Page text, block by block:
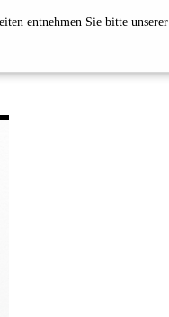
entnehmen Sie bitte unserer